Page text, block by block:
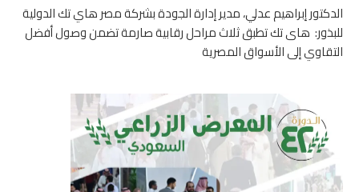
الدكتور إبراهيم عدلي، مدير إدارة الجودة بشركة مصر هاي تك الدولية
للبذور: هاى تك تطبق ثلاث مراحل رقابية صارمة تضمن وصول أفضل
التقاوي إلى الأسواق المصرية